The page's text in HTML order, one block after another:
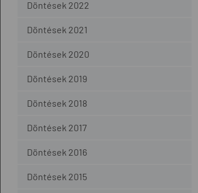
Döntések 2022
Döntések 2021
Döntések 2020
Döntések 2019
Döntések 2018
Döntések 2017
Döntések 2016
Döntések 2015